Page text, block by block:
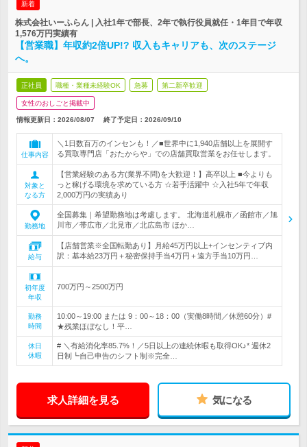
新着
株式会社いーふらん | 入社1年で部長、2年で執行役員就任・1年目で年収
1,576万円実績有
【営業職】年収約2倍UP!? 収入もキャリアも、次のステージ
へ。
正社員 職種・業種未経験OK 急募 第二新卒歓迎
女性のおしごと掲載中
情報更新日：2026/08/07 終了予定日： 2026/09/10
仕事内容
＼1日数百万のインセンも！／■世界中に1,940店舗以上を展開す
る買取専門店「おたからや」での店舗買取営業をお任せします。
対象と
なる方
【営業経験のある方(業界不問)を大歓迎！】高卒以上 ■今よりも
っと稼げる環境を求めている方 ☆若手活躍中 ☆入社5年で年収
2,000万円の実績あり
勤務地
全国募集｜希望勤務地は考慮します。 北海道札幌市／函館市／旭
川市／帯広市／北見市／北広島市 ほか…
給与
【店舗営業※全国転勤あり】月給45万円以上+インセンティブ内
訳：基本給23万円＋秘密保持手当4万円＋遠方手当10万円…
初年度
年収
700万円～2500万円
勤務
時間
10:00～19:00 または 9：00～18：00（実働8時間／休憩60分）#
★残業ほぼなし！平…
休日
休暇
# ＼有給消化率85.7%！／5日以上の連続休暇も取得OK♪* 週休2
日制┗自己申告のシフト制※完全…
求人詳細を見る 気になる